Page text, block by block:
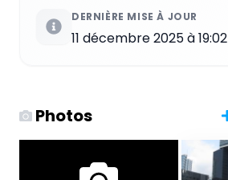
DERNIÈRE MISE À JOUR
11 décembre 2025 à 19:02
Photos